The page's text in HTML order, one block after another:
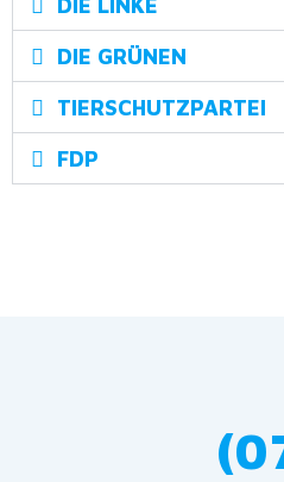
DIE GRÜNEN
TIERSCHUTZPARTEI
FDP